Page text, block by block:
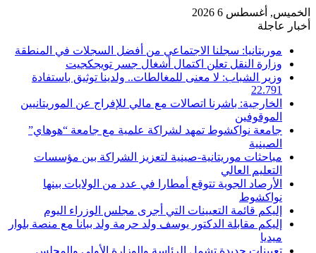
الخميس, أغسطس 6 2026
أخبار عاجلة
موريتانيا: سجلنا الاجتماعي من أفضل السجلات في المنطقة
وزارة النقل تعلن اكتمال أشغال جسر تويجكجيت
وزير الشباب: لا معنى للمغالطات.. ولدينا توثيق باستفادة
22.791
الخارجية: باشرنا اتصالات مع مالي للإفراج عن الموريتانيين
الموقوفين
جامعة نواكشوط تمهد لشراكة علمية مع جامعة “هوهاي”
الصينية
مباحثات موريتانية-صينية لتعزيز الشراكة بين مؤسسات
التعليم العالي
الأرصاد الجوية تتوقع أمطارا في عدد من الولايات بينها
نواكشوط
إليكم قائمة التعيينات التي أجرى مجلس الوزراء اليوم
إليكم مقابلة الدكتور يوسف ولد حرمة ولد ببانا مع منصة بلوار
ميديا
تعيينات جديدة تشمل الرئاسة والوزارة الأولى والمجلس